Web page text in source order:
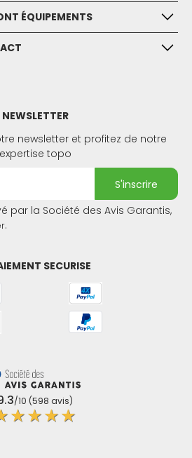
ÉQUIPEMENTS
SECURISE
/10 (598 avis)
NEWSLETTER
newsletter et profitez de notre
expertise topo
s'inscrire
par la Société des Avis Garantis,
.